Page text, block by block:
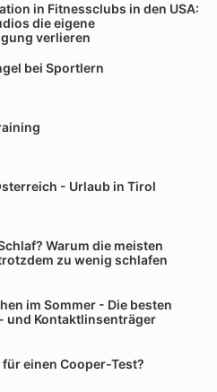
in Fitnessclubs in den USA:
die eigene
verlieren
bei Sportlern
- Urlaub in Tirol
Warum die meisten
zu wenig schlafen
im Sommer - Die besten
und Kontaktlinsenträger
einen Cooper-Test?